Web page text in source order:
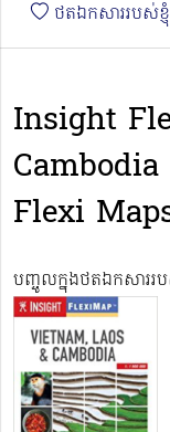
ថតឯកសាររបស់ខ្ញុំ
Insight
Flexi
បញ្ចូលក្នុងថតឯកសាររ